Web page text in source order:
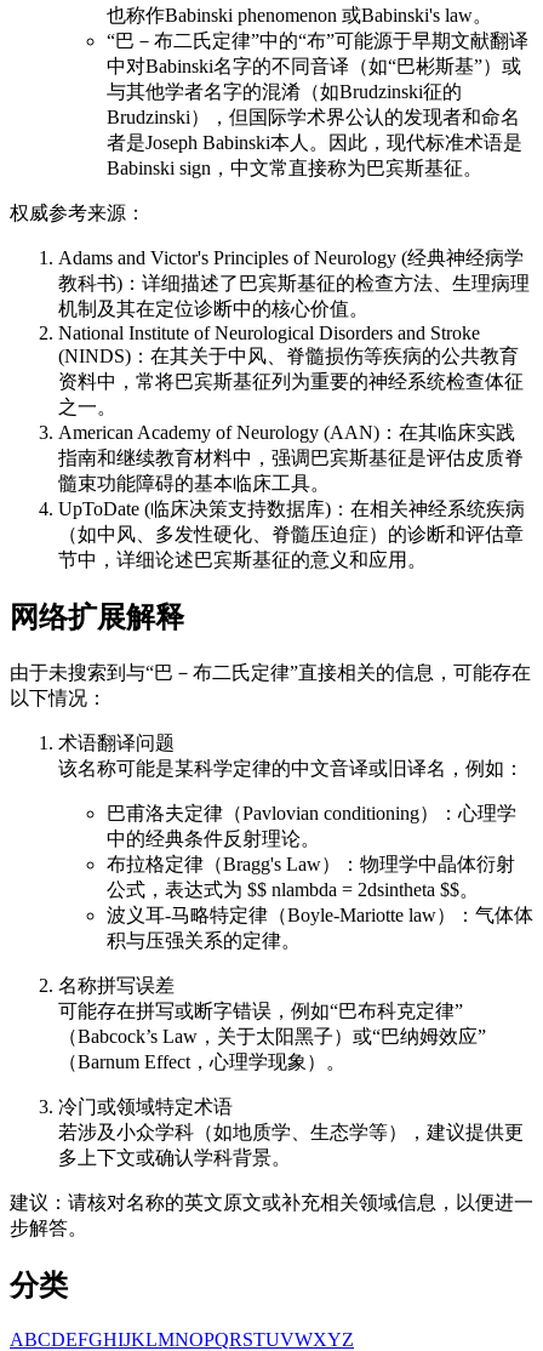
也称作Babinski phenomenon 或Babinski's law。
“巴－布二氏定律”中的“布”可能源于早期文献翻译
中对Babinski名字的不同音译（如“巴彬斯基”）或
与其他学者名字的混淆（如Brudzinski征的
Brudzinski），但国际学术界公认的发现者和命名
者是Joseph Babinski本人。因此，现代标准术语是
Babinski sign，中文常直接称为巴宾斯基征。
权威参考来源：
Adams and Victor's Principles of Neurology (经典神经病学
教科书)：详细描述了巴宾斯基征的检查方法、生理病理
机制及其在定位诊断中的核心价值。
National Institute of Neurological Disorders and Stroke
(NINDS)：在其关于中风、脊髓损伤等疾病的公共教育
资料中，常将巴宾斯基征列为重要的神经系统检查体征
之一。
American Academy of Neurology (AAN)：在其临床实践
指南和继续教育材料中，强调巴宾斯基征是评估皮质脊
髓束功能障碍的基本临床工具。
UpToDate (临床决策支持数据库)：在相关神经系统疾病
（如中风、多发性硬化、脊髓压迫症）的诊断和评估章
节中，详细论述巴宾斯基征的意义和应用。
网络扩展解释
由于未搜索到与“巴－布二氏定律”直接相关的信息，可能存在
以下情况：
术语翻译问题
该名称可能是某科学定律的中文音译或旧译名，例如：
巴甫洛夫定律（Pavlovian conditioning）：心理学
中的经典条件反射理论。
布拉格定律（Bragg's Law）：物理学中晶体衍射
公式，表达式为 $$ nlambda = 2dsintheta $$。
波义耳-马略特定律（Boyle-Mariotte law）：气体体
积与压强关系的定律。
名称拼写误差
可能存在拼写或断字错误，例如“巴布科克定律”
（Babcock’s Law，关于太阳黑子）或“巴纳姆效应”
（Barnum Effect，心理学现象）。
冷门或领域特定术语
若涉及小众学科（如地质学、生态学等），建议提供更
多上下文或确认学科背景。
建议：请核对名称的英文原文或补充相关领域信息，以便进一
步解答。
分类
ABCDEFGHIJKLMNOPQRSTUVWXYZ